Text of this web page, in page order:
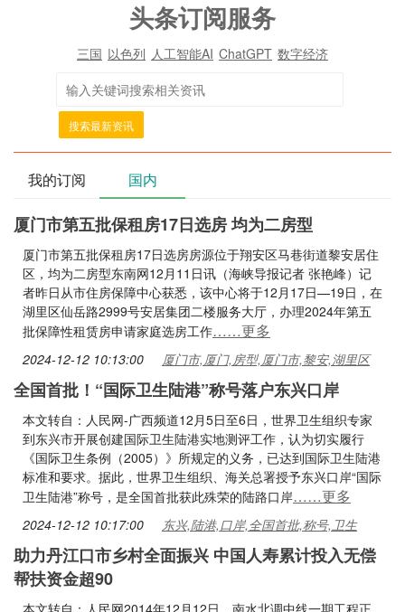
头条订阅服务
三国 以色列 人工智能AI ChatGPT 数字经济
搜索最新资讯
我的订阅 国内
厦门市第五批保租房17日选房 均为二房型
厦门市第五批保租房17日选房房源位于翔安区马巷街道黎安居住
区，均为二房型东南网12月11日讯（海峡导报记者 张艳峰）记
者昨日从市住房保障中心获悉，该中心将于12月17日—19日，在
湖里区仙岳路2999号安居集团二楼服务大厅，办理2024年第五
批保障性租赁房申请家庭选房工作……更多
2024-12-12 10:13:00 厦门市,厦门,房型,厦门市,黎安,湖里区
全国首批！“国际卫生陆港”称号落户东兴口岸
本文转自：人民网-广西频道12月5日至6日，世界卫生组织专家
到东兴市开展创建国际卫生陆港实地测评工作，认为切实履行
《国际卫生条例（2005）》所规定的义务，已达到国际卫生陆港
标准和要求。据此，世界卫生组织、海关总署授予东兴口岸“国际
卫生陆港”称号，是全国首批获此殊荣的陆路口岸……更多
2024-12-12 10:17:00 东兴,陆港,口岸,全国首批,称号,卫生
助力丹江口市乡村全面振兴 中国人寿累计投入无偿
帮扶资金超90
本文转自：人民网2014年12月12日，南水北调中线一期工程正